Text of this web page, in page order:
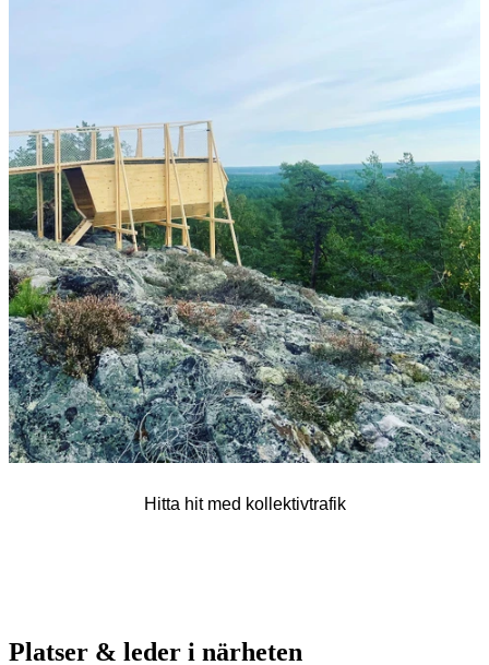
Hitta hit med kollektivtrafik
Platser & leder i närheten